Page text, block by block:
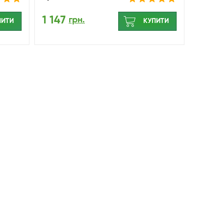
1 147 грн. КУПИТИ